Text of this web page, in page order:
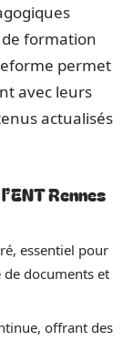
de formation
permet
avec leurs
actualisés
Rennes
essentiel pour
de documents et
offrant des